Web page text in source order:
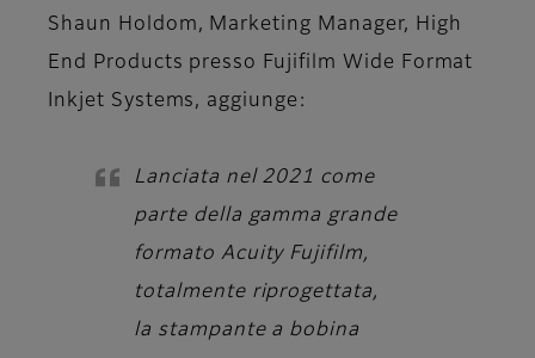
Shaun Holdom, Marketing Manager, High
End Products presso Fujifilm Wide Format
Inkjet Systems, aggiunge:
Lanciata nel 2021 come
parte della gamma grande
formato Acuity Fujifilm,
totalmente riprogettata,
la stampante a bobina